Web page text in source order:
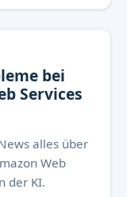
bei
Services
alles über
Web
der KI.